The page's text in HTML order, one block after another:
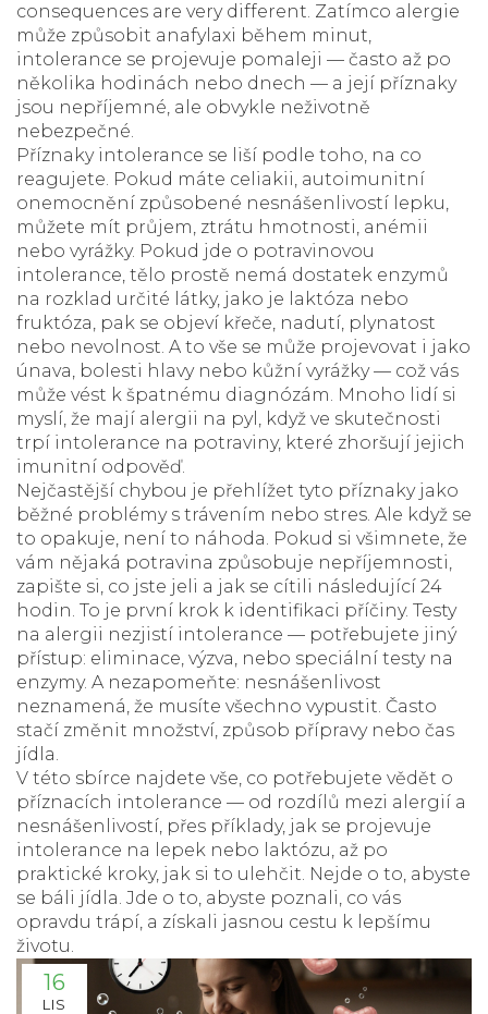
consequences are very different. Zatímco alergie
může způsobit anafylaxi během minut,
intolerance se projevuje pomaleji — často až po
několika hodinách nebo dnech — a její příznaky
jsou nepříjemné, ale obvykle neživotně
nebezpečné.
Příznaky intolerance se liší podle toho, na co
reagujete. Pokud máte celiakii, autoimunitní
onemocnění způsobené nesnášenlivostí lepku,
můžete mít průjem, ztrátu hmotnosti, anémii
nebo vyrážky. Pokud jde o potravinovou
intolerance, tělo prostě nemá dostatek enzymů
na rozklad určité látky, jako je laktóza nebo
fruktóza, pak se objeví křeče, nadutí, plynatost
nebo nevolnost. A to vše se může projevovat i jako
únava, bolesti hlavy nebo kůžní vyrážky — což vás
může vést k špatnému diagnózám. Mnoho lidí si
myslí, že mají alergii na pyl, když ve skutečnosti
trpí intolerance na potraviny, které zhoršují jejich
imunitní odpověď.
Nejčastější chybou je přehlížet tyto příznaky jako
běžné problémy s trávením nebo stres. Ale když se
to opakuje, není to náhoda. Pokud si všimnete, že
vám nějaká potravina způsobuje nepříjemnosti,
zapište si, co jste jeli a jak se cítili následující 24
hodin. To je první krok k identifikaci příčiny. Testy
na alergii nezjistí intolerance — potřebujete jiný
přístup: eliminace, výzva, nebo speciální testy na
enzymy. A nezapomeňte: nesnášenlivost
neznamená, že musíte všechno vypustit. Často
stačí změnit množství, způsob přípravy nebo čas
jídla.
V této sbírce najdete vše, co potřebujete vědět o
příznacích intolerance — od rozdílů mezi alergií a
nesnášenlivostí, přes příklady, jak se projevuje
intolerance na lepek nebo laktózu, až po
praktické kroky, jak si to ulehčit. Nejde o to, abyste
se báli jídla. Jde o to, abyste poznali, co vás
opravdu trápí, a získali jasnou cestu k lepšímu
životu.
16
LIS